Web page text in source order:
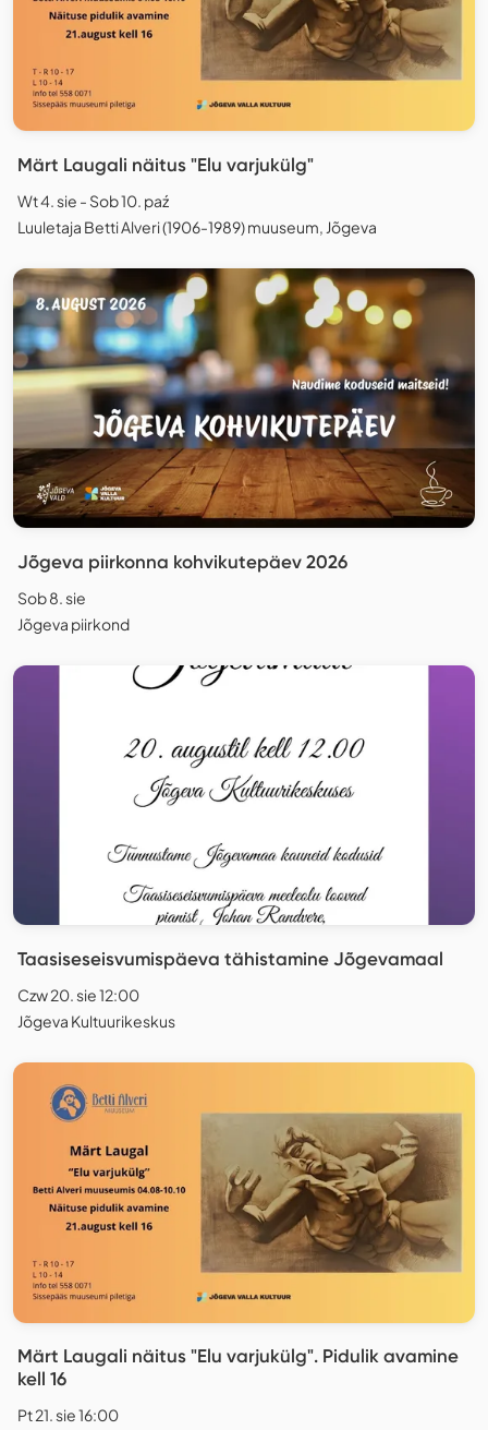
Märt Laugali näitus "Elu varjukülg"
Wt 4. sie - Sob 10. paź
Luuletaja Betti Alveri (1906-1989) muuseum, Jõgeva
Jõgeva piirkonna kohvikutepäev 2026
Sob 8. sie
Jõgeva piirkond
Taasiseseisvumispäeva tähistamine Jõgevamaal
Czw 20. sie 12:00
Jõgeva Kultuurikeskus
Märt Laugali näitus "Elu varjukülg". Pidulik avamine
kell 16
Pt 21. sie 16:00